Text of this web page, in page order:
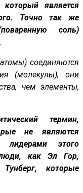
является
Точно так же
соль)
соединяются
(молекулы), они
чем элементы,
термин,
не являются
этого
люди, как Эл Гор,
которые